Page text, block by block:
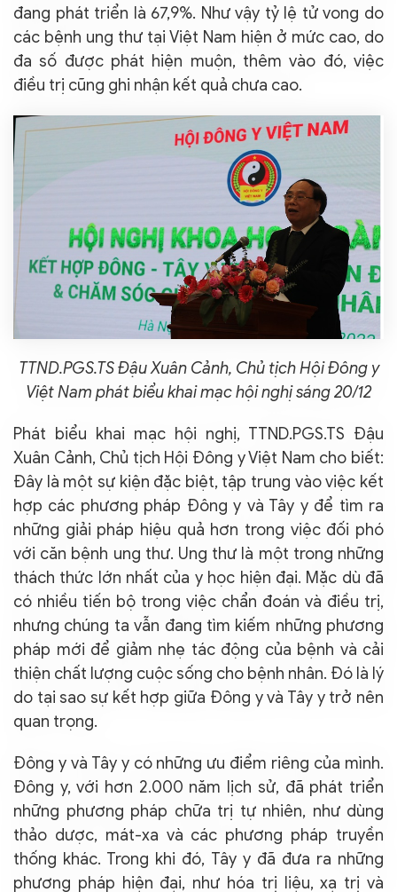
đang phát triển là 67,9%. Như vậy tỷ lệ tử vong do
các bệnh ung thư tại Việt Nam hiện ở mức cao, do
đa số được phát hiện muộn, thêm vào đó, việc
điều trị cũng ghi nhận kết quả chưa cao.
TTND.PGS.TS Đậu Xuân Cảnh, Chủ tịch Hội Đông y
Việt Nam phát biểu khai mạc hội nghị sáng 20/12
Phát biểu khai mạc hội nghị, TTND.PGS.TS Đậu
Xuân Cảnh, Chủ tịch Hội Đông y Việt Nam cho biết:
Đây là một sự kiện đặc biệt, tập trung vào việc kết
hợp các phương pháp Đông y và Tây y để tìm ra
những giải pháp hiệu quả hơn trong việc đối phó
với căn bệnh ung thư. Ung thư là một trong những
thách thức lớn nhất của y học hiện đại. Mặc dù đã
có nhiều tiến bộ trong việc chẩn đoán và điều trị,
nhưng chúng ta vẫn đang tìm kiếm những phương
pháp mới để giảm nhẹ tác động của bệnh và cải
thiện chất lượng cuộc sống cho bệnh nhân. Đó là lý
do tại sao sự kết hợp giữa Đông y và Tây y trở nên
quan trọng.
Đông y và Tây y có những ưu điểm riêng của mình.
Đông y, với hơn 2.000 năm lịch sử, đã phát triển
những phương pháp chữa trị tự nhiên, như dùng
thảo dược, mát-xa và các phương pháp truyền
thống khác. Trong khi đó, Tây y đã đưa ra những
phương pháp hiện đại, như hóa trị liệu, xạ trị và